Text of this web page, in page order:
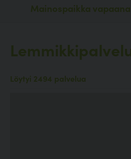
Mainospaikka
Löytyi 2494 palvelua